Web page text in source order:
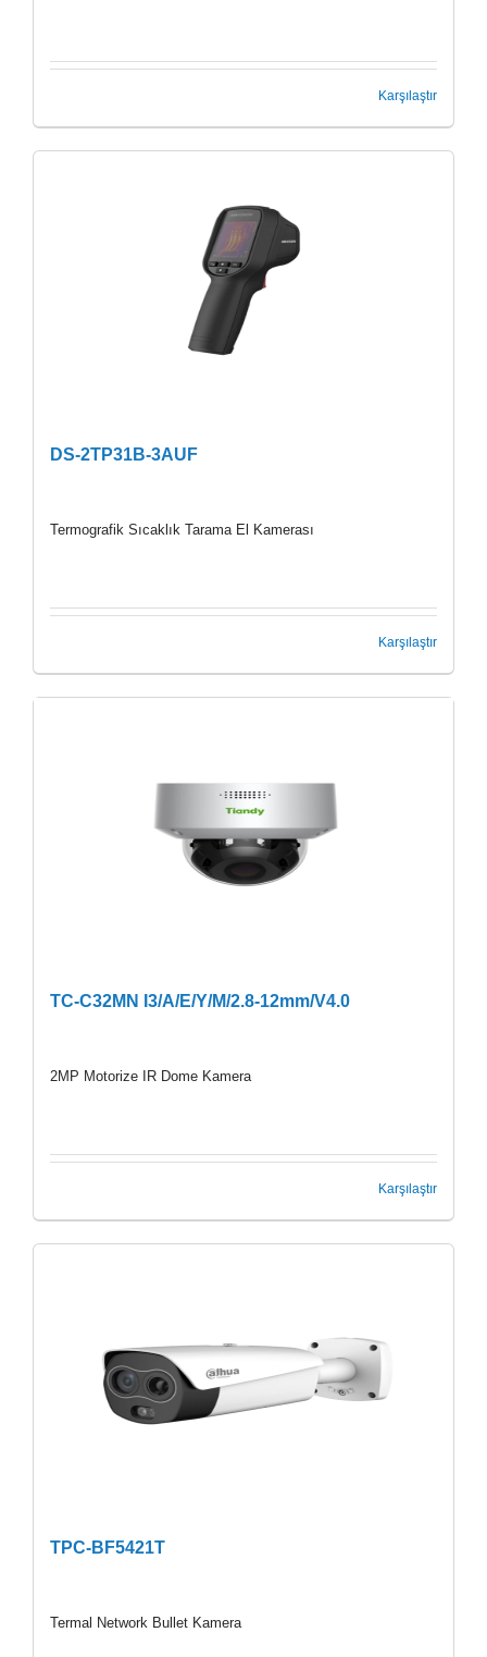
Karşılaştır
DS-2TP31B-3AUF
Termografik Sıcaklık Tarama El Kamerası
Karşılaştır
TC-C32MN I3/A/E/Y/M/2.8-12mm/V4.0
2MP Motorize IR Dome Kamera
Karşılaştır
TPC-BF5421T
Termal Network Bullet Kamera